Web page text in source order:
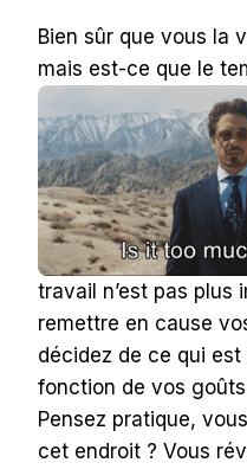
Bien sûr que vous la
mais est-ce que le
travail n’est pas plus
remettre en cause
décidez de ce qui
fonction de vos
Pensez pratique,
cet endroit ? Vous